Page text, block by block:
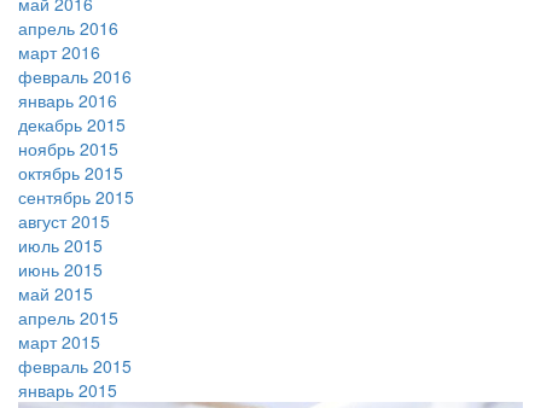
апрель 2016
март 2016
февраль 2016
январь 2016
декабрь 2015
ноябрь 2015
октябрь 2015
сентябрь 2015
август 2015
июль 2015
июнь 2015
май 2015
апрель 2015
март 2015
февраль 2015
январь 2015